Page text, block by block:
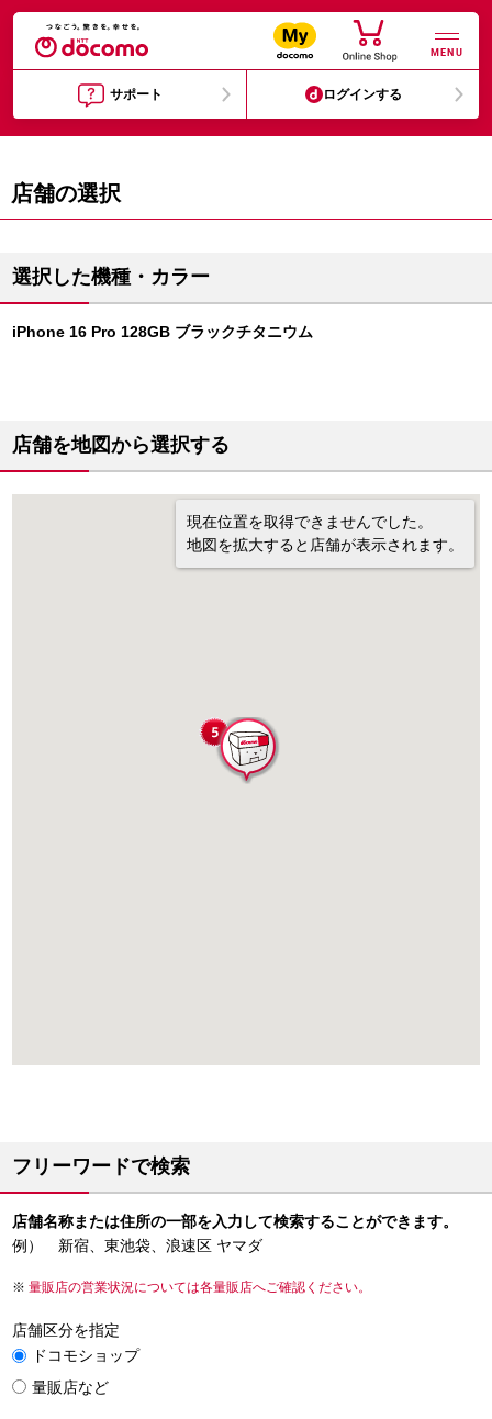
MENU
サポート ログインする
店舗の選択
選択した機種・カラー
iPhone 16 Pro 128GB ブラックチタニウム
店舗を地図から選択する
現在位置を取得できませんでした。
地図を拡大すると店舗が表示されます。
フリーワードで検索
店舗名称または住所の一部を入力して検索することができます。
例） 新宿、東池袋、浪速区 ヤマダ
量販店の営業状況については各量販店へご確認ください。
店舗区分を指定
ドコモショップ
量販店など